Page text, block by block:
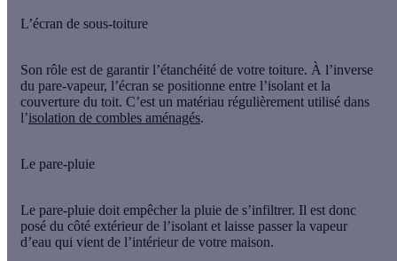
L’écran de sous-toiture
Son rôle est de garantir l’étanchéité de votre toiture. À l’inverse
du pare-vapeur, l’écran se positionne entre l’isolant et la
couverture du toit. C’est un matériau régulièrement utilisé dans
l’isolation de combles aménagés.
Le pare-pluie
Le pare-pluie doit empêcher la pluie de s’infiltrer. Il est donc
posé du côté extérieur de l’isolant et laisse passer la vapeur
d’eau qui vient de l’intérieur de votre maison.